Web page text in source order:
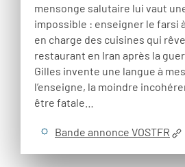
mensonge salutaire lui vaut
impossible : enseigner le farsi
en charge des cuisines qui
restaurant en Iran après la
Gilles invente une langue à
l’enseigne, la moindre
être fatale…
Bande annonce VOSTFR